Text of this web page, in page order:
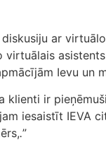
ar
virtuālais
Ievu un
klienti ir
iesaistīt IEVA
.”